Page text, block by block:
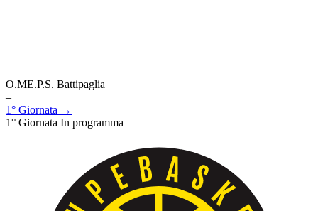
O.ME.P.S. Battipaglia
–
1° Giornata →
1° Giornata In programma